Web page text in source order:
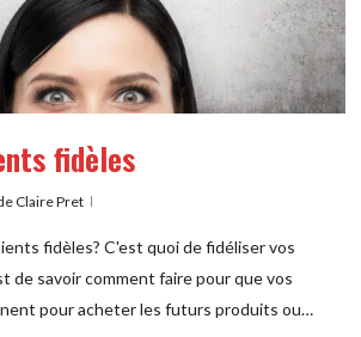
fidèles
Claire Pret
fidèles? C'est quoi de fidéliser vos
de savoir comment faire pour que vos
pour acheter les futurs produits ou…